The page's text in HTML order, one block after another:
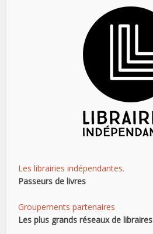
Les librairies indépendantes.
Passeurs de livres
Groupements partenaires
Les plus grands réseaux de libraires